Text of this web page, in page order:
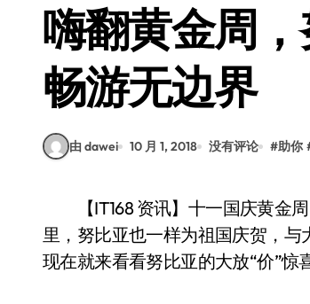
vivo S50 Pro mini：小机
嗨翻黄金周
畅游无边界
由 dawei 10 月 1, 2018 没有评论 #助你
【IT168 资讯】十一国庆黄金周，迎来了祖国69年华诞日子。在这个举国欢腾的黄金周时间
里，努比亚也一样为祖国庆贺，
现在就来看看努比亚的大放“价”